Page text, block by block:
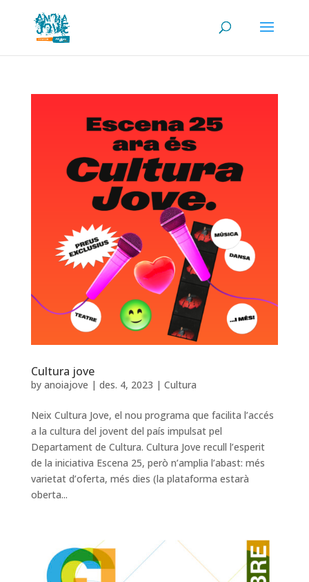
Cultura jove
by anoiajove | des. 4, 2023 | Cultura
Neix Cultura Jove, el nou programa que facilita l’accés
a la cultura del jovent del país impulsat pel
Departament de Cultura. Cultura Jove recull l’esperit
de la iniciativa Escena 25, però n’amplia l’abast: més
varietat d’oferta, més dies (la plataforma estarà
oberta...